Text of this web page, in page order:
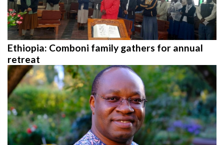
Ethiopia: Comboni family gathers for annual
retreat